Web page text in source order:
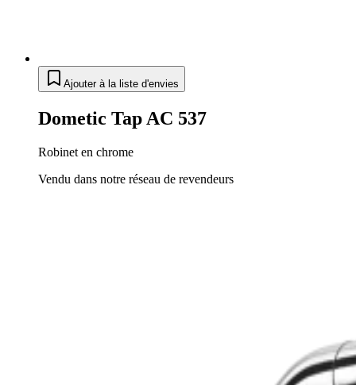
Ajouter à la liste d'envies
Dometic Tap AC 537
Robinet en chrome
Vendu dans notre réseau de revendeurs